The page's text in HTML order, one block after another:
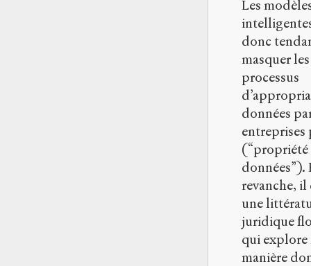
Les
donc
masquer les
processus
données
entreprises
(“propriété
données”).
revanche, il
une
juridique
qui explore
manière